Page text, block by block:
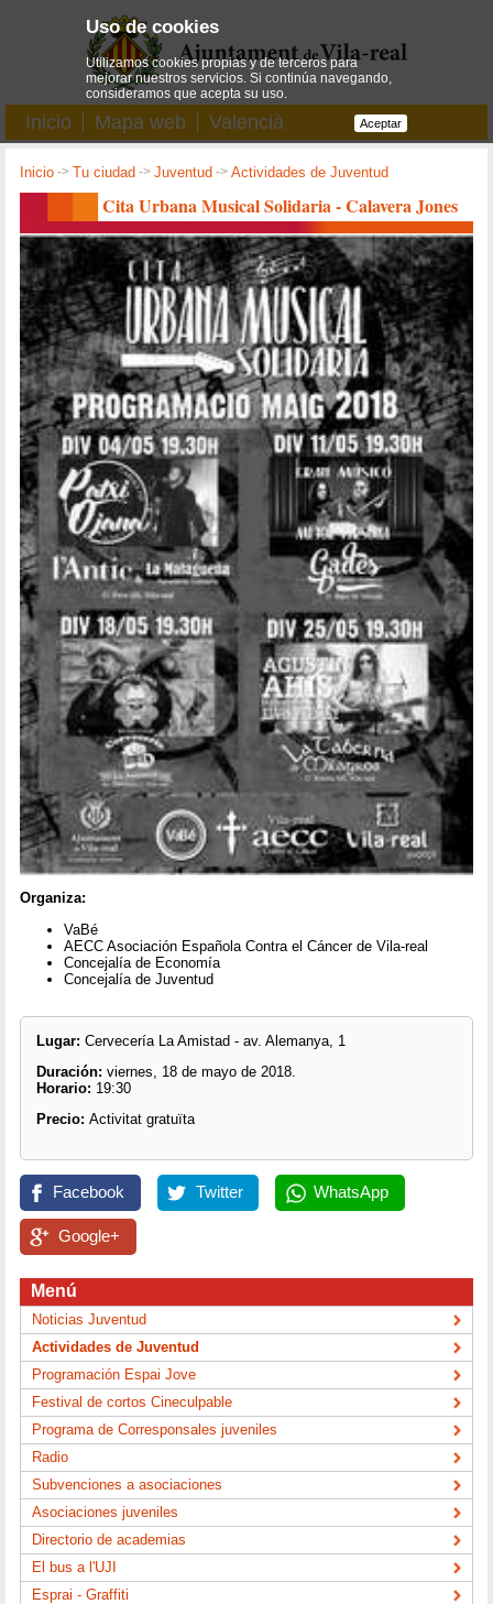
Inicio Mapa web Valencià
Inicio ->Tu ciudad ->Juventud ->Actividades de Juventud
Cita Urbana Musical Solidaria - Calavera Jones
Organiza:
VaBé
AECC Asociación Española Contra el Cáncer de Vila-real
Concejalía de Economía
Concejalía de Juventud
Lugar: Cervecería La Amistad - av. Alemanya, 1
Duración: viernes, 18 de mayo de 2018.
Horario: 19:30
Precio: Activitat gratuïta
Facebook Twitter WhatsApp
Google+
Menú
Noticias Juventud
Actividades de Juventud
Programación Espai Jove
Festival de cortos Cineculpable
Programa de Corresponsales juveniles
Radio
Subvenciones a asociaciones
Asociaciones juveniles
Directorio de academias
El bus a l'UJI
Esprai - Graffiti
Uso de cookies
Utilizamos cookies propias y de terceros para
mejorar nuestros servicios. Si continúa navegando,
consideramos que acepta su uso.
Aceptar